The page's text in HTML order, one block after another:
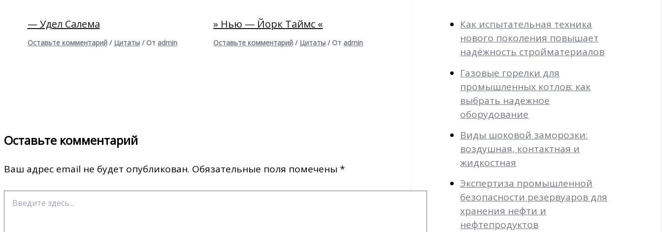
— Удел Салема
Оставьте комментарий / Цитаты/ От admin
» Нью — Йорк Таймс «
Оставьте комментарий / Цитаты / От admin
Оставьте комментарий
Ваш адрес email не будет опубликован. Обязательные поля помечены *
здесь...
Как испытательная техника
нового поколения повышает
надёжность стройматериалов
Газовые горелки для
промышленных котлов: как
выбрать надежное
оборудование
Виды шоковой заморозки:
воздушная, контактная и
жидкостная
Экспертиза промышленной
безопасности резервуаров для
хранения нефти и
нефтепродуктов